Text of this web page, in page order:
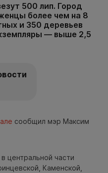
500 лип. Город
более чем на 8
и 350 деревьев
— выше 2,5
сообщил мэр Максим
центральной части
Каменской,